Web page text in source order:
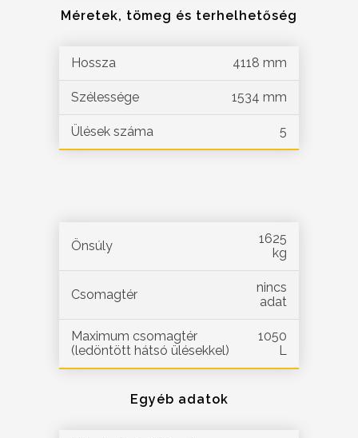
Méretek, tömeg és terhelhetőség
Hossza 4118 mm
Szélessége 1534 mm
Ülések száma 5
Önsúly
1625
kg
Csomagtér
nincs
adat
Maximum csomagtér
(ledöntött hátsó ülésekkel)
1050
L
Egyéb adatok